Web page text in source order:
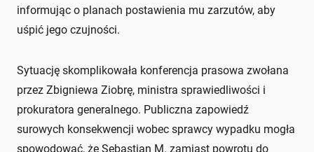
informując o planach postawienia mu zarzutów, aby
uśpić jego czujności.
Sytuację skomplikowała konferencja prasowa zwołana
przez Zbigniewa Ziobrę, ministra sprawiedliwości i
prokuratora generalnego. Publiczna zapowiedź
surowych konsekwencji wobec sprawcy wypadku mogła
spowodować, że Sebastian M. zamiast powrotu do